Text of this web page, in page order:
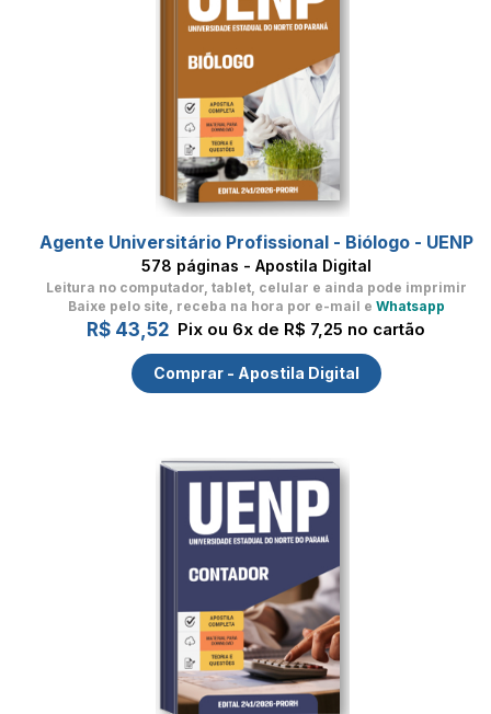
Agente Universitário Profissional - Biólogo - UENP
578 páginas - Apostila Digital
Leitura no computador, tablet, celular e ainda pode imprimir
Baixe pelo site, receba na hora por e-mail e Whatsapp
R$ 43,52 Pix ou 6x de R$ 7,25 no cartão
Comprar - Apostila Digital